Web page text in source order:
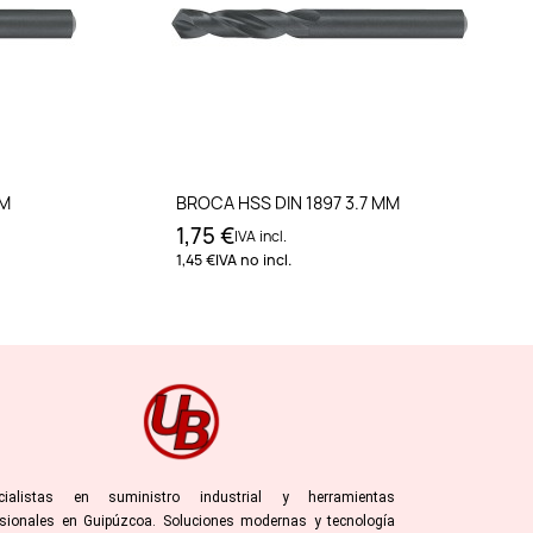
Añadir al carrito
BROCA HSS DIN 1897 3.7 MM
1,75 €IVA incl.
1,45 €IVA no incl.
en suministro industrial y herramientas
en Guipúzcoa. Soluciones modernas y tecnología